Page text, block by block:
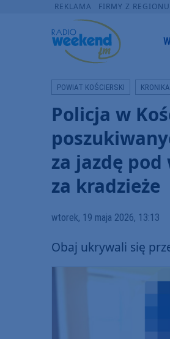
REKLAMA FIRMY Z REGIONU
POWIAT KOŚCIERSKI
Policja w
za jazdę
za kradzieże
wtorek, 19 maja 2026, 13:13
Obaj ukrywali się